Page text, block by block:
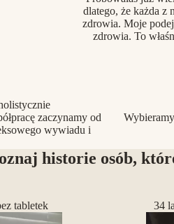
dlatego, że każda z
zdrowia. Moje
zdrowia. To
zaczynamy od
wywiadu i
historie osób,
tabletek
34